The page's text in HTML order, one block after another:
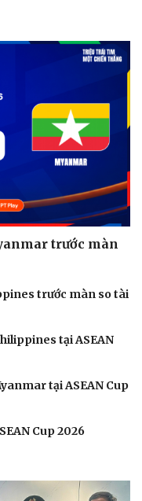
trước màn
trước màn so tài
tại ASEAN
tại ASEAN Cup
Cup 2026